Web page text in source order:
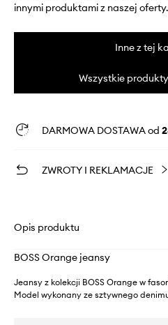
innymi produktami z naszej oferty.
Inne z tej
Wszystkie
DARMOWA DOSTAWA od
ZWROTY I REKLAMACJE
Opis produktu
BOSS Orange jeansy
Jeansy z kolekcji BOSS Orange w
Model wykonany ze sztywnego